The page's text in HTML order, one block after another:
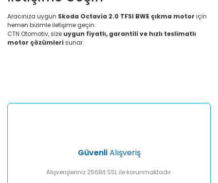
Aracınıza uygun Skoda Octavia 2.0 TFSI BWE çıkma motor için
hemen bizimle iletişime geçin.
CTN Otomotiv, size uygun fiyatlı, garantili ve hızlı teslimatlı
motor çözümleri sunar.
Yorum Yaz
Ürün fiyatı diğer sitelerden daha pahalı.
GüvenliAlışveriş
Alışverişleriniz 256Bit SSL ile korunmaktadır.